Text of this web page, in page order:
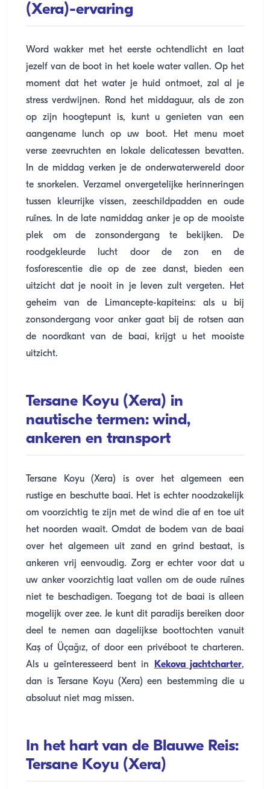
(Xera)-ervaring
Word wakker met het eerste ochtendlicht en laat
jezelf van de boot in het koele water vallen. Op het
moment dat het water je huid ontmoet, zal al je
stress verdwijnen. Rond het middaguur, als de zon
op zijn hoogtepunt is, kunt u genieten van een
aangename lunch op uw boot. Het menu moet
verse zeevruchten en lokale delicatessen bevatten.
In de middag verken je de onderwaterwereld door
te snorkelen. Verzamel onvergetelijke herinneringen
tussen kleurrijke vissen, zeeschildpadden en oude
ruïnes. In de late namiddag anker je op de mooiste
plek om de zonsondergang te bekijken. De
roodgekleurde lucht door de zon en de
fosforescentie die op de zee danst, bieden een
uitzicht dat je nooit in je leven zult vergeten. Het
geheim van de Limancepte-kapiteins: als u bij
zonsondergang voor anker gaat bij de rotsen aan
de noordkant van de baai, krijgt u het mooiste
uitzicht.
Tersane Koyu (Xera) in
nautische termen: wind,
ankeren en transport
Tersane Koyu (Xera) is over het algemeen een
rustige en beschutte baai. Het is echter noodzakelijk
om voorzichtig te zijn met de wind die af en toe uit
het noorden waait. Omdat de bodem van de baai
over het algemeen uit zand en grind bestaat, is
ankeren vrij eenvoudig. Zorg er echter voor dat u
uw anker voorzichtig laat vallen om de oude ruïnes
niet te beschadigen. Toegang tot de baai is alleen
mogelijk over zee. Je kunt dit paradijs bereiken door
deel te nemen aan dagelijkse boottochten vanuit
Kaş of Üçağız, of door een privéboot te charteren.
Als u geïnteresseerd bent in
Kekova jachtcharter,
dan is Tersane Koyu (Xera) een bestemming die u
absoluut niet mag missen.
In het hart van de Blauwe Reis:
Tersane Koyu (Xera)